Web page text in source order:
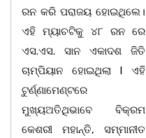
ରନ କରି ପରାଜୟ ହୋଇଥିଲେ।
ଏହି ମ୍ୟାଚଟିକୁ ୪୮ ରନ ରେ
ଏସ.ଏସ. ସାନ ଏକାଦଶ ଜିତି
ଚାମ୍ପିୟାନ ହୋଇଥିଲା l ଏହି
ଟୁର୍ଣ୍ଣାମେଣ୍ଟରେ
ମୁଖ୍ୟଅତିଥିଭାବେ ବିକ୍ରମ
କେଶରୀ ମହାନ୍ତି, ସମ୍ମାନୀତ